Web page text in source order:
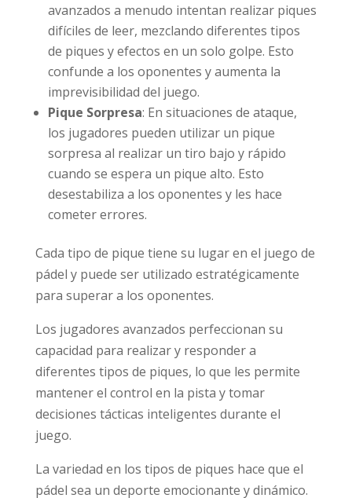
avanzados a menudo intentan realizar piques
difíciles de leer, mezclando diferentes tipos
de piques y efectos en un solo golpe. Esto
confunde a los oponentes y aumenta la
imprevisibilidad del juego.
Pique Sorpresa: En situaciones de ataque,
los jugadores pueden utilizar un pique
sorpresa al realizar un tiro bajo y rápido
cuando se espera un pique alto. Esto
desestabiliza a los oponentes y les hace
cometer errores.
Cada tipo de pique tiene su lugar en el juego de
pádel y puede ser utilizado estratégicamente
para superar a los oponentes.
Los jugadores avanzados perfeccionan su
capacidad para realizar y responder a
diferentes tipos de piques, lo que les permite
mantener el control en la pista y tomar
decisiones tácticas inteligentes durante el
juego.
La variedad en los tipos de piques hace que el
pádel sea un deporte emocionante y dinámico.